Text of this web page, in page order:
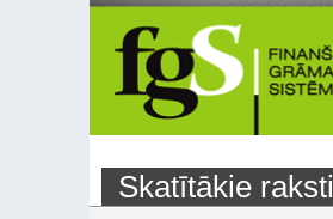
Skatītākie raksti